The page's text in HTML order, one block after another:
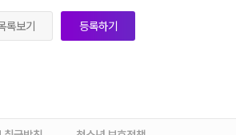
록보기 등록하기